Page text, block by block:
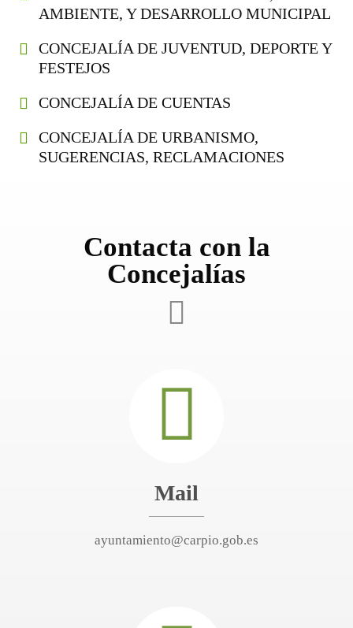
AMBIENTE, Y DESARROLLO MUNICIPAL
CONCEJALÍA DE JUVENTUD, DEPORTE Y
FESTEJOS
CONCEJALÍA DE CUENTAS
CONCEJALÍA DE URBANISMO,
SUGERENCIAS, RECLAMACIONES
Contacta con la
Concejalías
Mail
ayuntamiento@carpio.gob.es